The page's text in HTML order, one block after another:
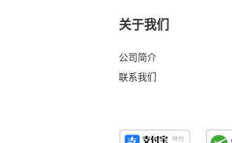
关于我们
公司简介
联系我们